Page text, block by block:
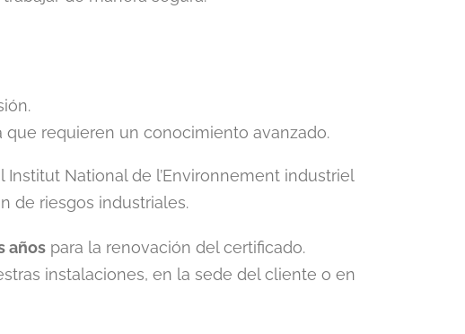
requieren un conocimiento avanzado.
National de l’Environnement industriel
de riesgos industriales.
añospara la renovación del certificado.
instalaciones, en la sede del cliente o en